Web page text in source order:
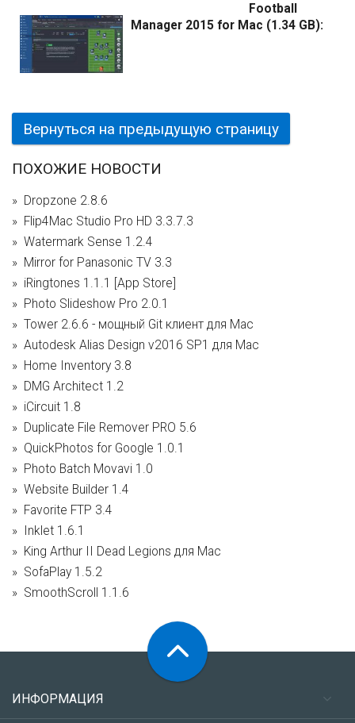
Football
Manager 2015 for Mac (1.34 GB):
Вернуться на предыдущую страницу
ПОХОЖИЕ НОВОСТИ
Dropzone 2.8.6
Flip4Mac Studio Pro HD 3.3.7.3
Watermark Sense 1.2.4
Mirror for Panasonic TV 3.3
iRingtones 1.1.1 [App Store]
Photo Slideshow Pro 2.0.1
Tower 2.6.6 - мощный Git клиент для Mac
Autodesk Alias Design v2016 SP1 для Mac
Home Inventory 3.8
DMG Architect 1.2
iCircuit 1.8
Duplicate File Remover PRO 5.6
QuickPhotos for Google 1.0.1
Photo Batch Movavi 1.0
Website Builder 1.4
Favorite FTP 3.4
Inklet 1.6.1
King Arthur II Dead Legions для Mac
SofaPlay 1.5.2
SmoothScroll 1.1.6
ИНФОРМАЦИЯ